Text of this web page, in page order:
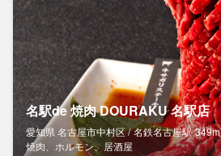
名駅de 焼肉 DOURAKU 名駅店
愛知県 名古屋市中村区 / 名鉄名古屋駅 349m
焼肉、ホルモン、居酒屋